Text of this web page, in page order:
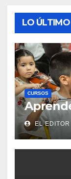
LO
CURSOS
EL EDITOR